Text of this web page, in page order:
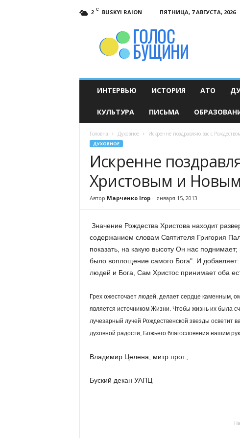
2 C BUSKYI RAION ПЯТНИЦА, 7 АВГУСТА, 2026
ИНТЕРВЬЮ ИСТОРИЯ АТО
КУЛЬТУРА ПИСЬМА
Головна Духовное Искренне поздравляю вас с
ДУХОВНОЕ
Искренне
Христовым и
Автор Марченко Ігор- января 15, 2013
Значение Рождества Христова находит
содержанием словам Святителя Григория
показать, на какую высоту Он нас
было воплощение самого Бога". И
людей и Бога, Сам Христос принимает оба
Грех ожесточает людей, делает сердце каменным,
является источником Жизни. Чтобы жизнь их была
лучезарный лучей Рождественской звезды
духовной радости, Божьего благословения нашим
Владимир Целена, митр.прот.,
Буский декан УАПЦ